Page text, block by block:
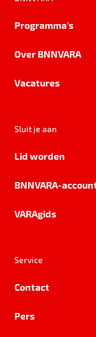
Programma's
Over BNNVARA
Vacatures
Sluit je aan
Lid worden
BNNVARA-
VARAgids
Service
Contact
Pers